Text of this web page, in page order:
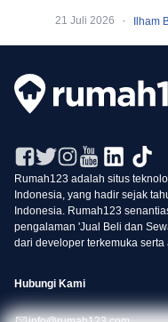
Sutera
21 Juli 2026 · Ilham
Rumah123 adalah situs
Indonesia, yang hadir sejak
Indonesia. Rumah123
pengalaman 'Jual Beli dan
dari developer terkemuka
Hubungi Kami